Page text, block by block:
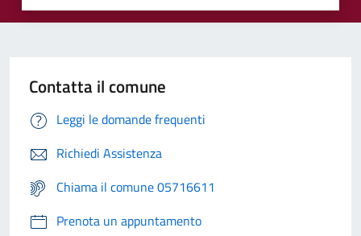
Contatta il comune
Leggi le domande frequenti
Richiedi Assistenza
Chiama il comune 05716611
Prenota un appuntamento